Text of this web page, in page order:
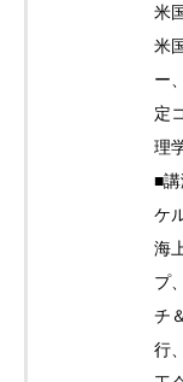
米
米
ー
定
理
■
ケ
海
プ
チ
行